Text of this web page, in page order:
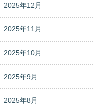
2025年12月
2025年11月
2025年10月
2025年9月
2025年8月